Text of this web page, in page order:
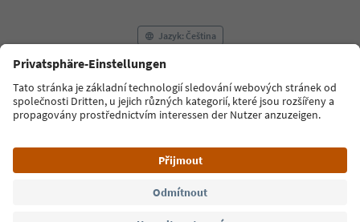
16
17
18
19
21
Jazyk: Čeština
FAQ Kontaktujte nás Tisk
MICE
Zásady ochrany osobních údajů
Podmínky a ujednání
Tiráž
Prohlášení o přístupnosti